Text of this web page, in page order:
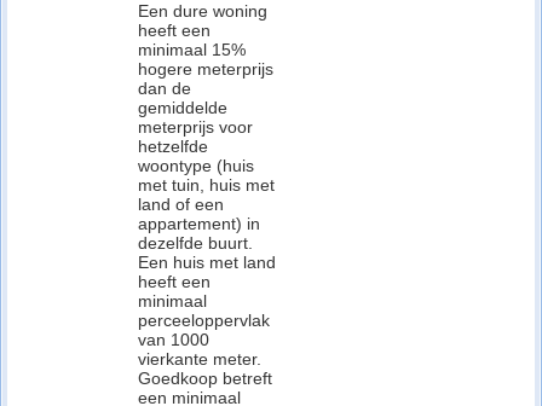
Een dure woning
heeft een
minimaal 15%
hogere meterprijs
dan de
gemiddelde
meterprijs voor
hetzelfde
woontype (huis
met tuin, huis met
land of een
appartement) in
dezelfde buurt.
Een huis met land
heeft een
minimaal
perceeloppervlak
van 1000
vierkante meter.
Goedkoop betreft
een minimaal